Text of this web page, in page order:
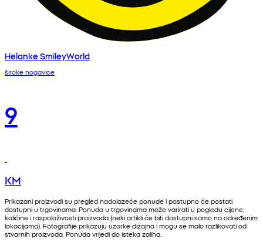
Helanke SmileyWorld
široke nogavice
9
KM
Prikazani proizvodi su pregled nadolazeće ponude i postupno će postati
dostupni u trgovinama. Ponuda u trgovinama može varirati u pogledu cijene,
količine i raspoloživosti proizvoda (neki artikli će biti dostupni samo na određenim
lokacijama). Fotografije prikazuju uzorke dizajna i mogu se malo razlikovati od
stvarnih proizvoda. Ponuda vrijedi do isteka zaliha.